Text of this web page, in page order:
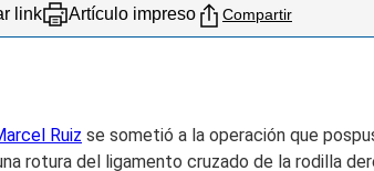
link Artículo impreso Compartir
Ruiz se sometió a la operación que
rotura del ligamento cruzado de la rodilla